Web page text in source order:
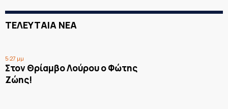
ΤΕΛΕΥΤΑΙΑ ΝΕΑ
5:27 μμ
Στον Θρίαμβο Λούρου ο Φώτης
Ζώης!